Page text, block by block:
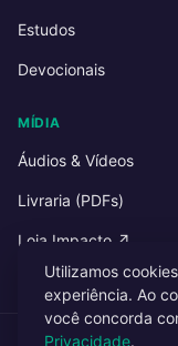
Estudos
Devocionais
MÍDIA
Áudios & Vídeos
Livraria (PDFs)
Loja Impacto ↗
© 2026 Impacto
Utilizamos
experiência. Ao
você concorda
Privacidade.